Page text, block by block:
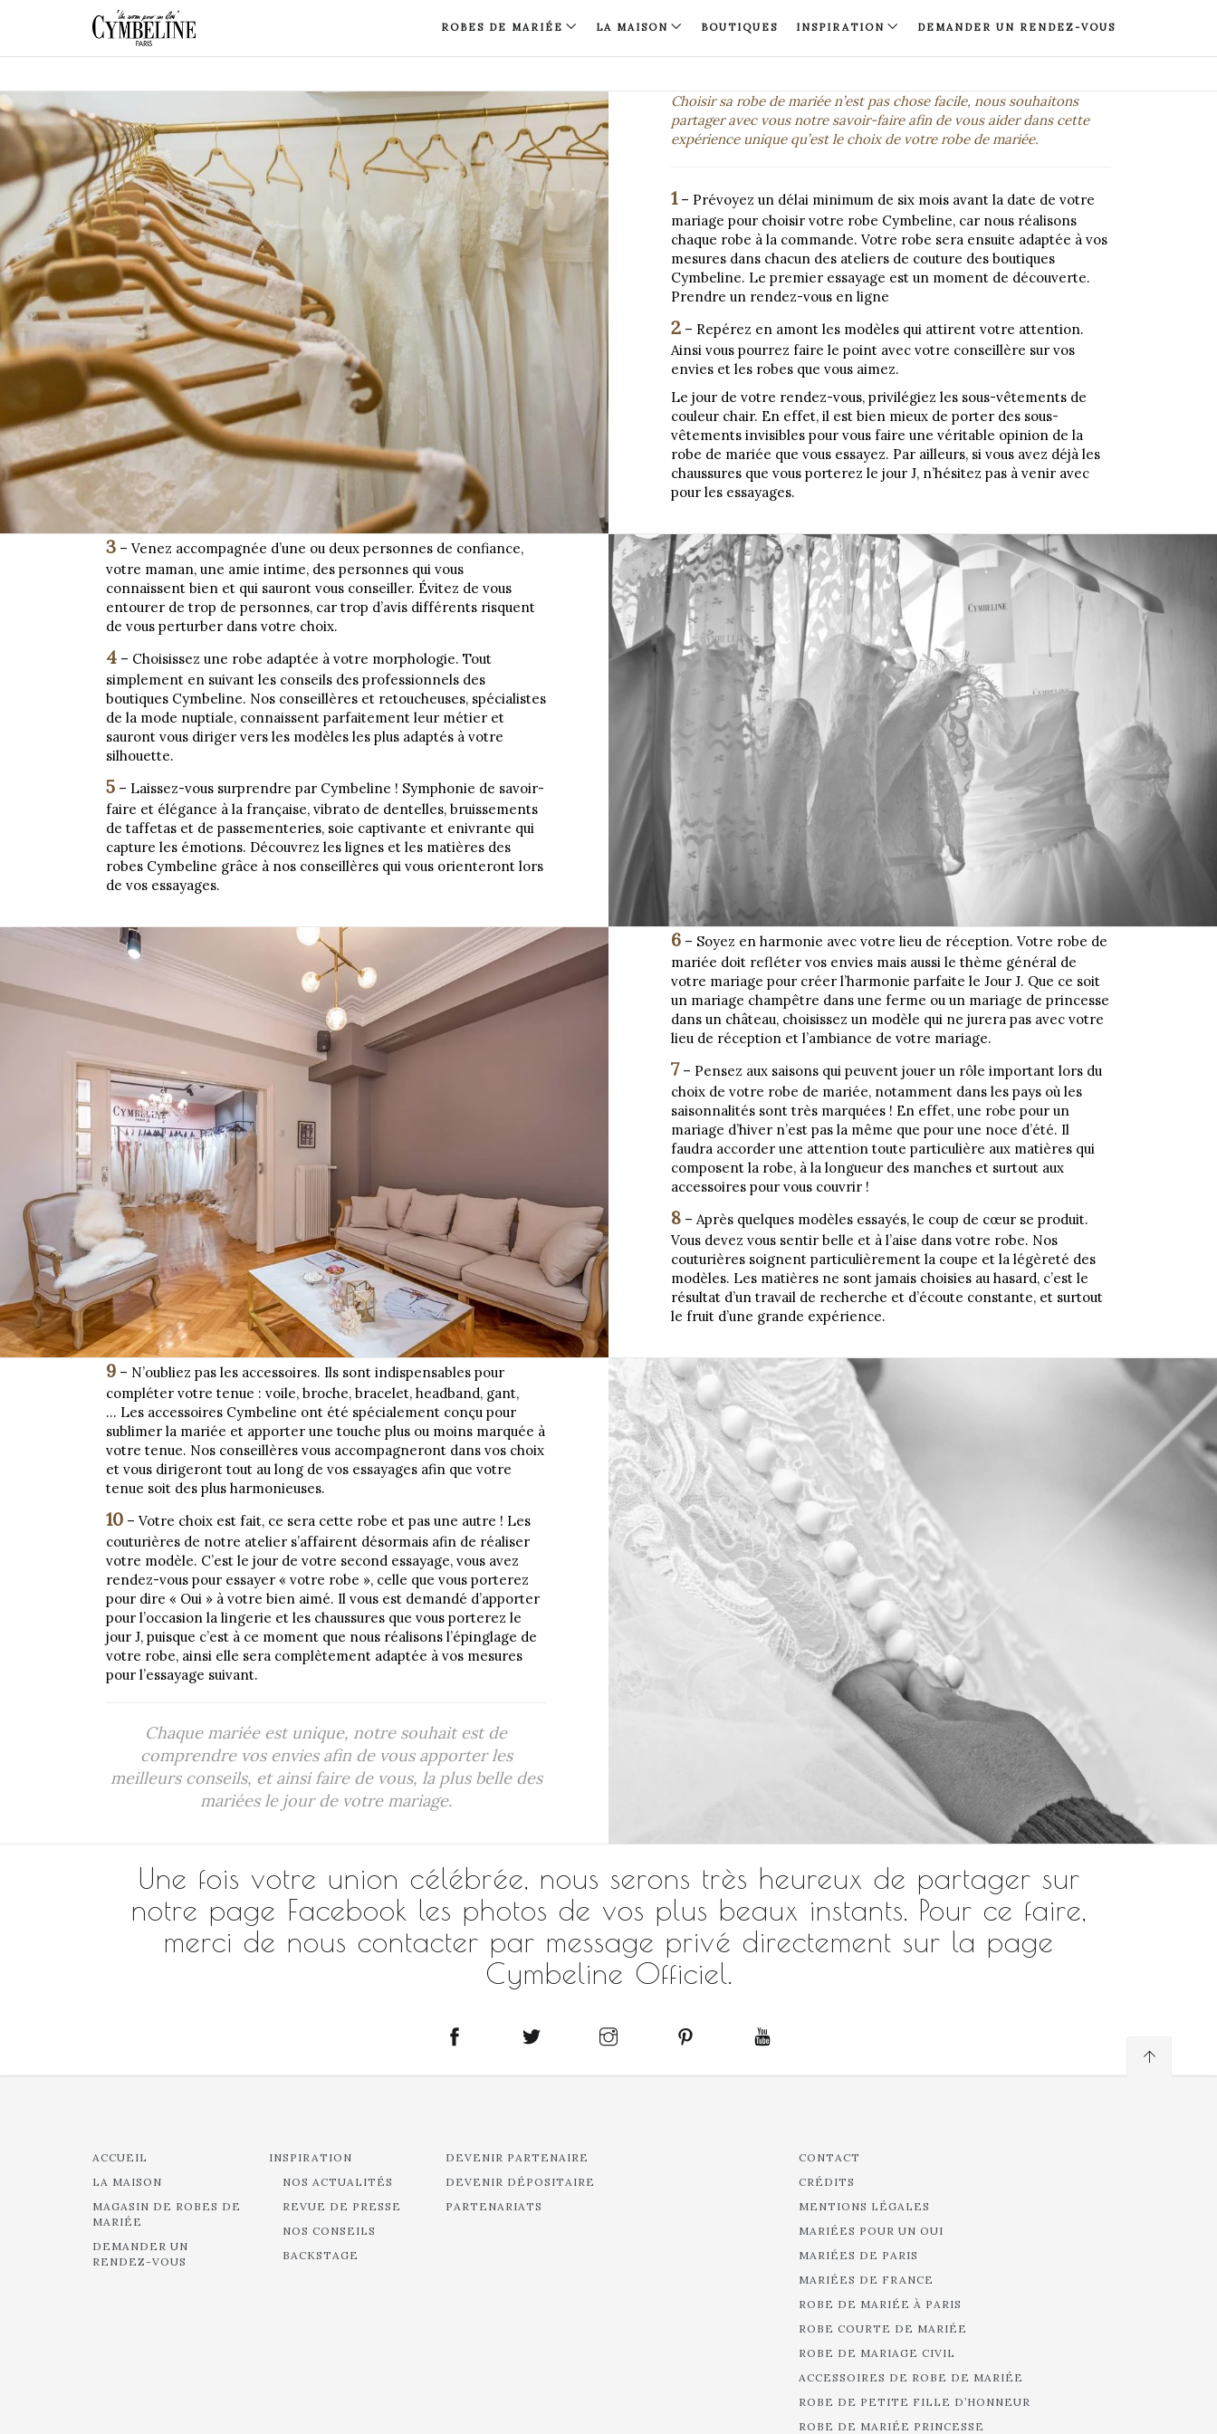
ROBES DE MARIÉE LA MAISON BOUTIQUES INSPIRATION DEMANDER UN RENDEZ-VOUS
Choisir sa robe de mariée n’est pas chose facile, nous souhaitons
partager avec vous notre savoir-faire afin de vous aider dans cette
expérience unique qu’est le choix de votre robe de mariée.
1– Prévoyez un délai minimum de six mois avant la date de votre
mariage pour choisir votre robe Cymbeline, car nous réalisons
chaque robe à la commande. Votre robe sera ensuite adaptée à vos
mesures dans chacun des ateliers de couture des boutiques
Cymbeline. Le premier essayage est un moment de découverte.
Prendre un rendez-vous en ligne
2 – Repérez en amont les modèles qui attirent votre attention.
Ainsi vous pourrez faire le point avec votre conseillère sur vos
envies et les robes que vous aimez.
Le jour de votre rendez-vous, privilégiez les sous-vêtements de
couleur chair. En effet, il est bien mieux de porter des sous-
vêtements invisibles pour vous faire une véritable opinion de la
robe de mariée que vous essayez. Par ailleurs, si vous avez déjà les
chaussures que vous porterez le jour J, n’hésitez pas à venir avec
pour les essayages.
3 – Venez accompagnée d’une ou deux personnes de confiance,
votre maman, une amie intime, des personnes qui vous
connaissent bien et qui sauront vous conseiller. Évitez de vous
entourer de trop de personnes, car trop d’avis différents risquent
de vous perturber dans votre choix.
4 – Choisissez une robe adaptée à votre morphologie. Tout
simplement en suivant les conseils des professionnels des
boutiques Cymbeline. Nos conseillères et retoucheuses, spécialistes
de la mode nuptiale, connaissent parfaitement leur métier et
sauront vous diriger vers les modèles les plus adaptés à votre
silhouette.
5 – Laissez-vous surprendre par Cymbeline ! Symphonie de savoir-
faire et élégance à la française, vibrato de dentelles, bruissements
de taffetas et de passementeries, soie captivante et enivrante qui
capture les émotions. Découvrez les lignes et les matières des
robes Cymbeline grâce à nos conseillères qui vous orienteront lors
de vos essayages.
6 – Soyez en harmonie avec votre lieu de réception. Votre robe de
mariée doit refléter vos envies mais aussi le thème général de
votre mariage pour créer l’harmonie parfaite le Jour J. Que ce soit
un mariage champêtre dans une ferme ou un mariage de princesse
dans un château, choisissez un modèle qui ne jurera pas avec votre
lieu de réception et l’ambiance de votre mariage.
7 – Pensez aux saisons qui peuvent jouer un rôle important lors du
choix de votre robe de mariée, notamment dans les pays où les
saisonnalités sont très marquées ! En effet, une robe pour un
mariage d’hiver n’est pas la même que pour une noce d’été. Il
faudra accorder une attention toute particulière aux matières qui
composent la robe, à la longueur des manches et surtout aux
accessoires pour vous couvrir !
8 – Après quelques modèles essayés, le coup de cœur se produit.
Vous devez vous sentir belle et à l’aise dans votre robe. Nos
couturières soignent particulièrement la coupe et la légèreté des
modèles. Les matières ne sont jamais choisies au hasard, c’est le
résultat d’un travail de recherche et d’écoute constante, et surtout
le fruit d’une grande expérience.
9 – N’oubliez pas les accessoires. Ils sont indispensables pour
compléter votre tenue : voile, broche, bracelet, headband, gant,
… Les accessoires Cymbeline ont été spécialement conçu pour
sublimer la mariée et apporter une touche plus ou moins marquée à
votre tenue. Nos conseillères vous accompagneront dans vos choix
et vous dirigeront tout au long de vos essayages afin que votre
tenue soit des plus harmonieuses.
10 – Votre choix est fait, ce sera cette robe et pas une autre ! Les
couturières de notre atelier s’affairent désormais afin de réaliser
votre modèle. C’est le jour de votre second essayage, vous avez
rendez-vous pour essayer « votre robe », celle que vous porterez
pour dire « Oui » à votre bien aimé. Il vous est demandé d’apporter
pour l’occasion la lingerie et les chaussures que vous porterez le
jour J, puisque c’est à ce moment que nous réalisons l’épinglage de
votre robe, ainsi elle sera complètement adaptée à vos mesures
pour l’essayage suivant.
Chaque mariée est unique, notre souhait est de
comprendre vos envies afin de vous apporter les
meilleurs conseils, et ainsi faire de vous, la plus belle des
mariées le jour de votre mariage.
Une fois votre union célébrée, nous serons très heureux de partager sur
notre page Facebook les photos de vos plus beaux instants. Pour ce faire,
merci de nous contacter par message privé directement sur la page
Cymbeline Officiel.
ACCUEIL
LA MAISON
MAGASIN DE ROBES DE
MARIÉE
DEMANDER UN
RENDEZ-VOUS
INSPIRATION
NOS ACTUALITÉS
REVUE DE PRESSE
NOS CONSEILS
BACKSTAGE
DEVENIR PARTENAIRE
DEVENIR DÉPOSITAIRE
PARTENARIATS
CONTACT
CRÉDITS
MENTIONS LÉGALES
MARIÉES POUR UN OUI
MARIÉES DE PARIS
MARIÉES DE FRANCE
ROBE DE MARIÉE À PARIS
ROBE COURTE DE MARIÉE
ROBE DE MARIAGE CIVIL
ACCESSOIRES DE ROBE DE MARIÉE
ROBE DE PETITE FILLE D’HONNEUR
ROBE DE MARIÉE PRINCESSE